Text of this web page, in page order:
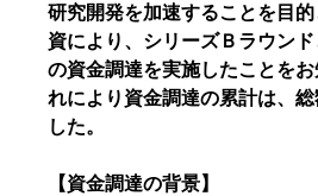
研究開発を加速することを目
資により、シリーズＢラウン
の資金調達を実施したことを
れにより資金調達の累計は、
した。
【資金調達の背景】